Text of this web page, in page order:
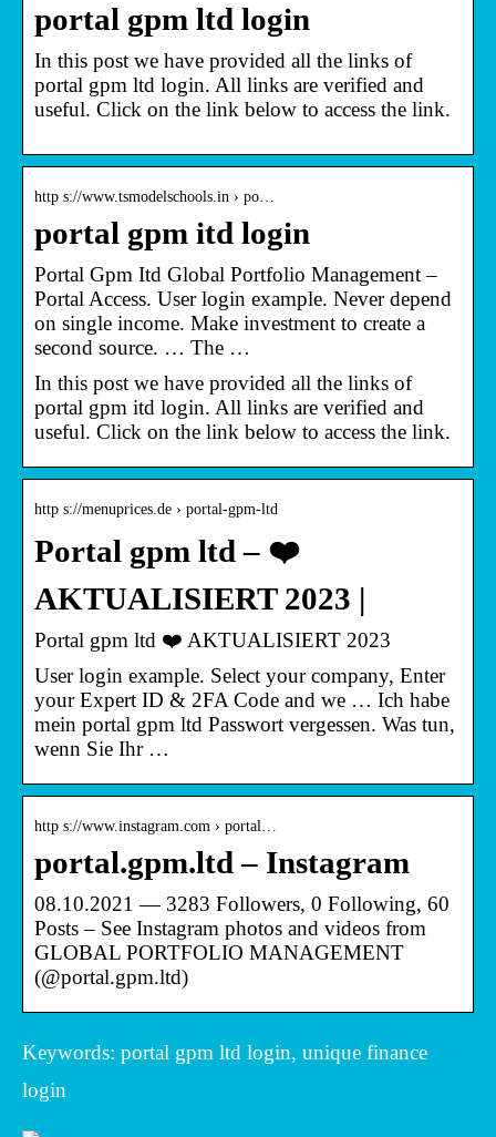
portal gpm ltd login
In this post we have provided all the links of
portal gpm ltd login. All links are verified and
useful. Click on the link below to access the link.
http s://www.tsmodelschools.in › po…
portal gpm itd login
Portal Gpm Itd Global Portfolio Management –
Portal Access. User login example. Never depend
on single income. Make investment to create a
second source. … The …
In this post we have provided all the links of
portal gpm itd login. All links are verified and
useful. Click on the link below to access the link.
http s://menuprices.de › portal-gpm-ltd
Portal gpm ltd – ❤️
AKTUALISIERT 2023 |
Portal gpm ltd ❤️ AKTUALISIERT 2023
User login example. Select your company, Enter
your Expert ID & 2FA Code and we … Ich habe
mein portal gpm ltd Passwort vergessen. Was tun,
wenn Sie Ihr …
http s://www.instagram.com › portal…
portal.gpm.ltd – Instagram
08.10.2021 — 3283 Followers, 0 Following, 60
Posts – See Instagram photos and videos from
GLOBAL PORTFOLIO MANAGEMENT
(@portal.gpm.ltd)
Keywords: portal gpm ltd login, unique finance
login